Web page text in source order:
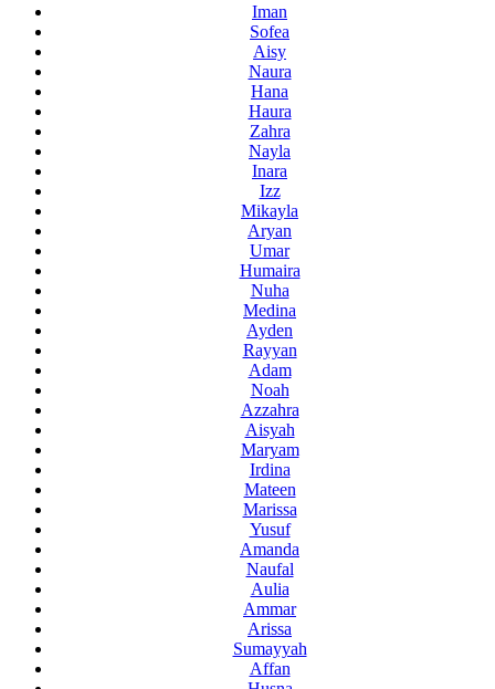
Iman
Sofea
Aisy
Naura
Hana
Haura
Zahra
Nayla
Inara
Izz
Mikayla
Aryan
Umar
Humaira
Nuha
Medina
Ayden
Rayyan
Adam
Noah
Azzahra
Aisyah
Maryam
Irdina
Mateen
Marissa
Yusuf
Amanda
Naufal
Aulia
Ammar
Arissa
Sumayyah
Affan